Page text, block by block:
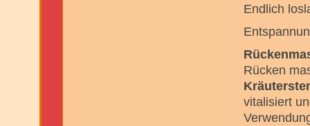
Endlich
Rücken
vitalisiert